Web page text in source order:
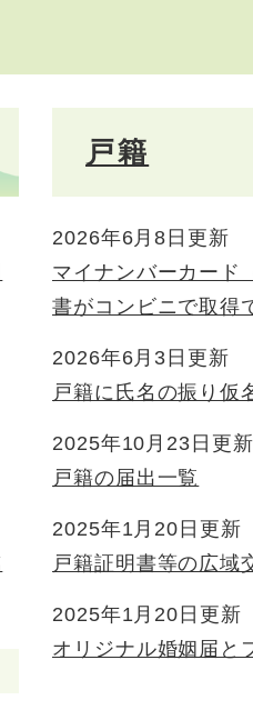
戸籍
2026年6月8日更新
マイナンバーカード
書がコンビニで取得
2026年6月3日更新
戸籍に氏名の振り仮
2025年10月23日更新
戸籍の届出一覧
2025年1月20日更新
戸籍証明書等の広域
2025年1月20日更新
オリジナル婚姻届と